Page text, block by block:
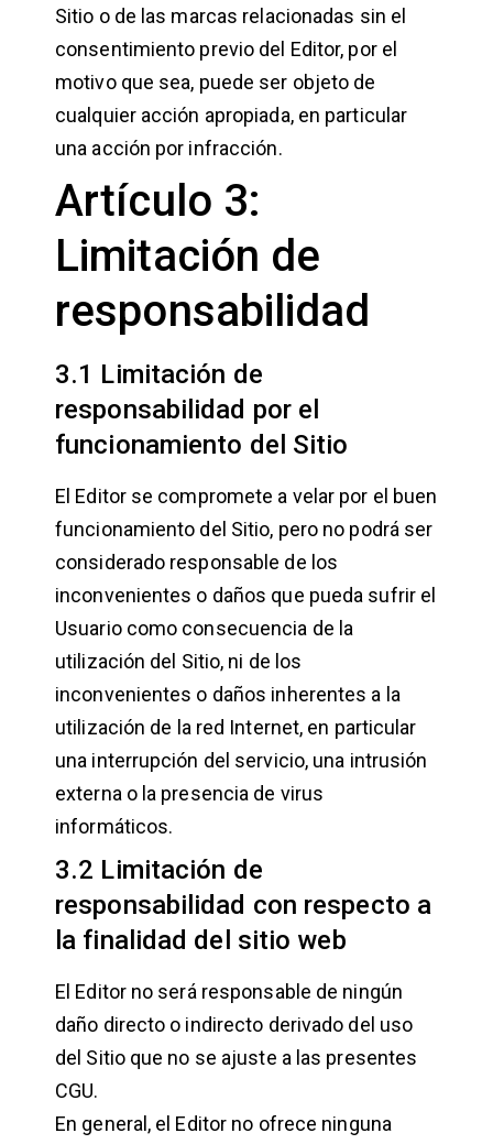
Sitio o de las marcas relacionadas sin el
consentimiento previo del Editor, por el
motivo que sea, puede ser objeto de
cualquier acción apropiada, en particular
una acción por infracción.
Artículo 3:
Limitación de
responsabilidad
3.1 Limitación de
responsabilidad por el
funcionamiento del Sitio
El Editor se compromete a velar por el buen
funcionamiento del Sitio, pero no podrá ser
considerado responsable de los
inconvenientes o daños que pueda sufrir el
Usuario como consecuencia de la
utilización del Sitio, ni de los
inconvenientes o daños inherentes a la
utilización de la red Internet, en particular
una interrupción del servicio, una intrusión
externa o la presencia de virus
informáticos.
3.2 Limitación de
responsabilidad con respecto a
la finalidad del sitio web
El Editor no será responsable de ningún
daño directo o indirecto derivado del uso
del Sitio que no se ajuste a las presentes
CGU.
En general, el Editor no ofrece ninguna